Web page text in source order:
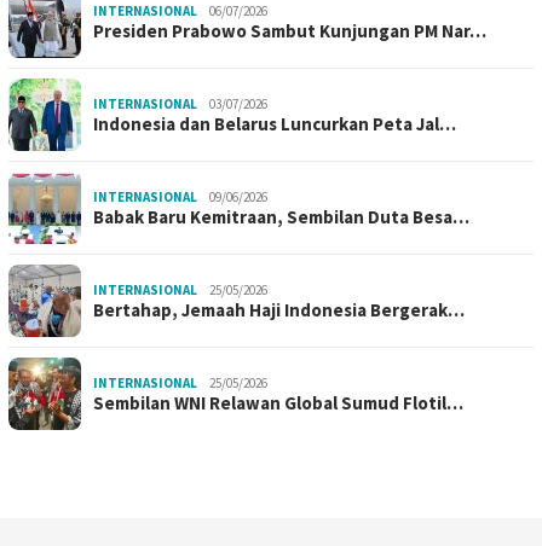
INTERNASIONAL 06/07/2026
Presiden Prabowo Sambut Kunjungan PM Nar…
INTERNASIONAL 03/07/2026
Indonesia dan Belarus Luncurkan Peta Jal…
INTERNASIONAL 09/06/2026
Babak Baru Kemitraan, Sembilan Duta Besa…
INTERNASIONAL 25/05/2026
Bertahap, Jemaah Haji Indonesia Bergerak…
INTERNASIONAL 25/05/2026
Sembilan WNI Relawan Global Sumud Flotil…